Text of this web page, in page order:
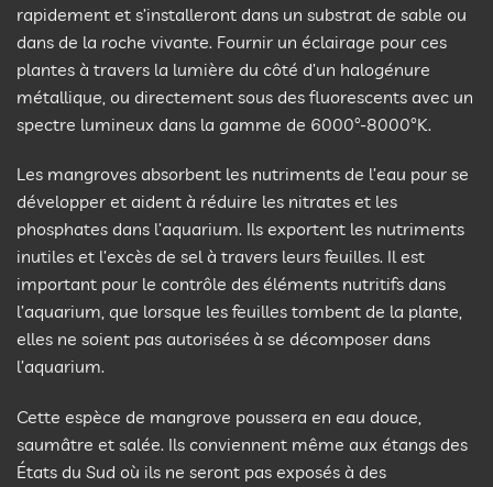
rapidement et s’installeront dans un substrat de sable ou
dans de la roche vivante. Fournir un éclairage pour ces
plantes à travers la lumière du côté d’un halogénure
métallique, ou directement sous des fluorescents avec un
spectre lumineux dans la gamme de 6000°-8000°K.
Les mangroves absorbent les nutriments de l’eau pour se
développer et aident à réduire les nitrates et les
phosphates dans l’aquarium. Ils exportent les nutriments
inutiles et l’excès de sel à travers leurs feuilles. Il est
important pour le contrôle des éléments nutritifs dans
l’aquarium, que lorsque les feuilles tombent de la plante,
elles ne soient pas autorisées à se décomposer dans
l’aquarium.
Cette espèce de mangrove poussera en eau douce,
saumâtre et salée. Ils conviennent même aux étangs des
États du Sud où ils ne seront pas exposés à des